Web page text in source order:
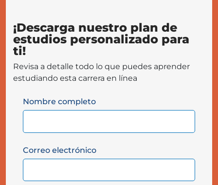
¡Descarga nuestro plan de
estudios personalizado para
ti!
Revisa a detalle todo lo que puedes aprender
estudiando esta carrera en línea
Nombre completo
Correo electrónico